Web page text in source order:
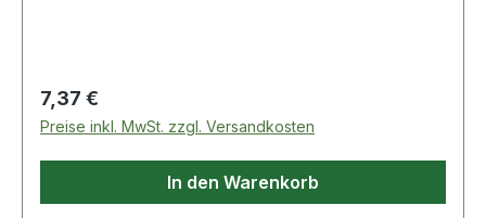
Regulärer Preis:
7,37 €
Preise inkl. MwSt. zzgl. Versandkosten
In den Warenkorb